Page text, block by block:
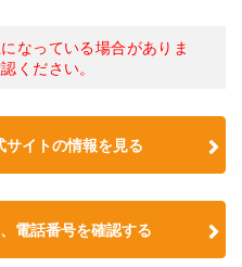
なっている場合がありま
ください。
イトの情報を見る
電話番号を確認する